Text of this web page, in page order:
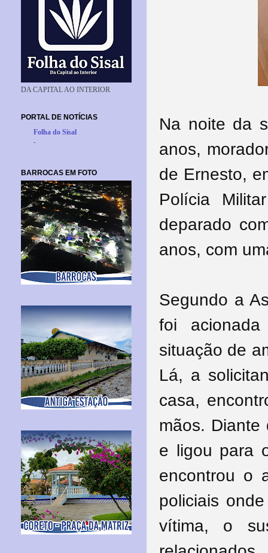
Na noite da
anos,
de Ernesto,
Polícia
deparado
anos, com
Segundo a
foi
situação de
Lá, a
casa,
mãos.
e ligou para
encontrou o
policiais
vítima, o
DA CAPITAL AO INTERIOR
PORTAL DE NOTÍCIAS
Folha do Sisal
-
BARROCAS EM FOTO